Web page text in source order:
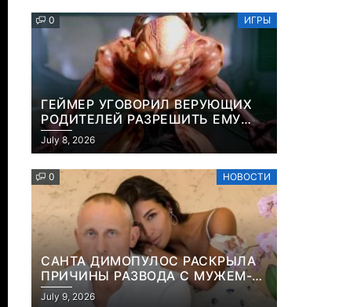
0 ИГРЫ
ГЕЙМЕР УГОВОРИЛ ВЕРУЮЩИХ
РОДИТЕЛЕЙ РАЗРЕШИТЬ ЕМУ
ИГРАТЬ В DOOM, ПОТОМУ ЧТО
ЭТО ХРИСТИАНСКАЯ ИГРА ПРО
July 8, 2026
0 НОВОСТИ
САНТА ДИМОПУЛОС РАСКРЫЛА
ПРИЧИНЫ РАЗВОДА С МУЖЕМ-
БИЗНЕСМЕНОМ
July 9, 2026